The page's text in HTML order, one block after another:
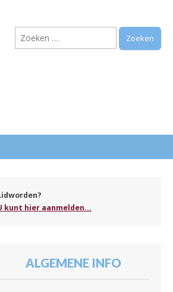
Zoeken
naar:
kunt hier aanmelden...
ALGEMENE INFO